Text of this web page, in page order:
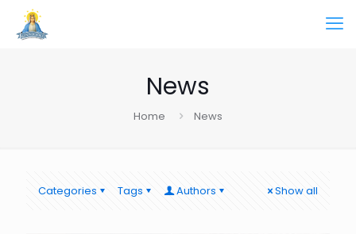
News
Home News
Categories Tags Authors Show all